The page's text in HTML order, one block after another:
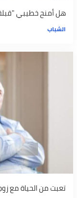
هل أمنح خطيبي
الشباب
تعبت من الحياة مع